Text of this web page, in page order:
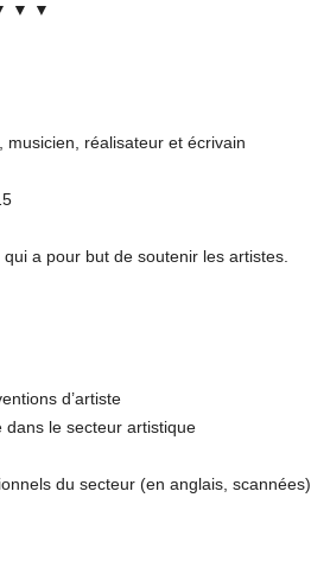
▼ ▼
réalisateur et écrivain
a pour but de soutenir les artistes.
d’artiste
le secteur artistique
du secteur (en anglais, scannées)